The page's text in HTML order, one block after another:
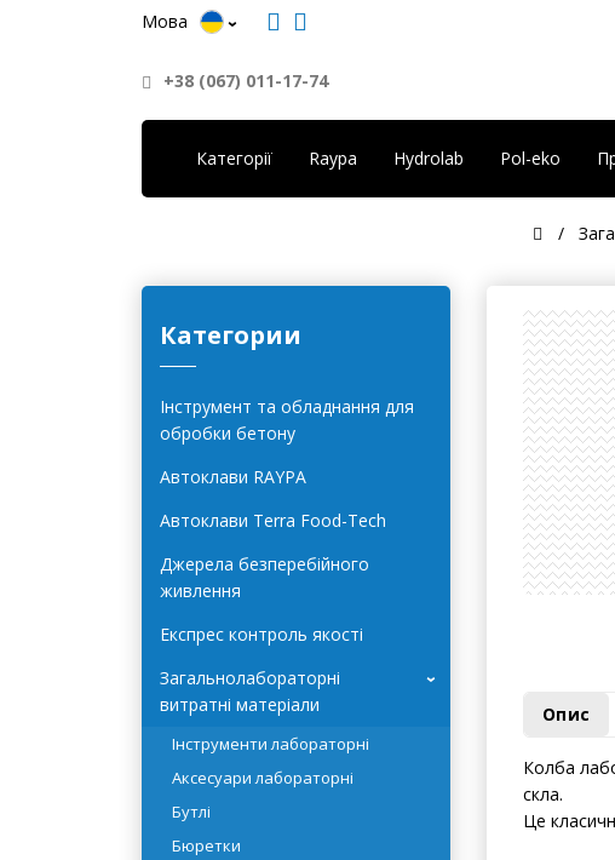
Мова
Категории
Інструмент та обладнання для
Автоклави Terra Food-Tech
Джерела безперебійного
живлення
Експрес контроль якості
Загальнолабораторні
витратні матеріали
Інструменти лабораторні
Аксесуари лабораторні
Опис